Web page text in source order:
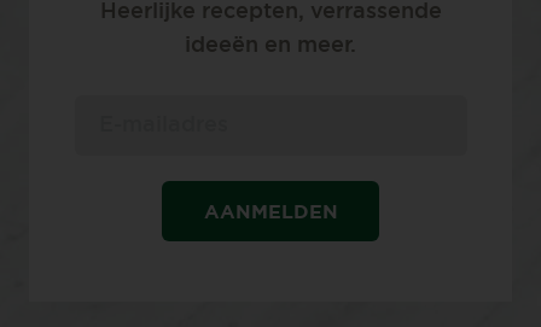
Heerlijke recepten, verrassende
ideeën en meer.
AANMELDEN